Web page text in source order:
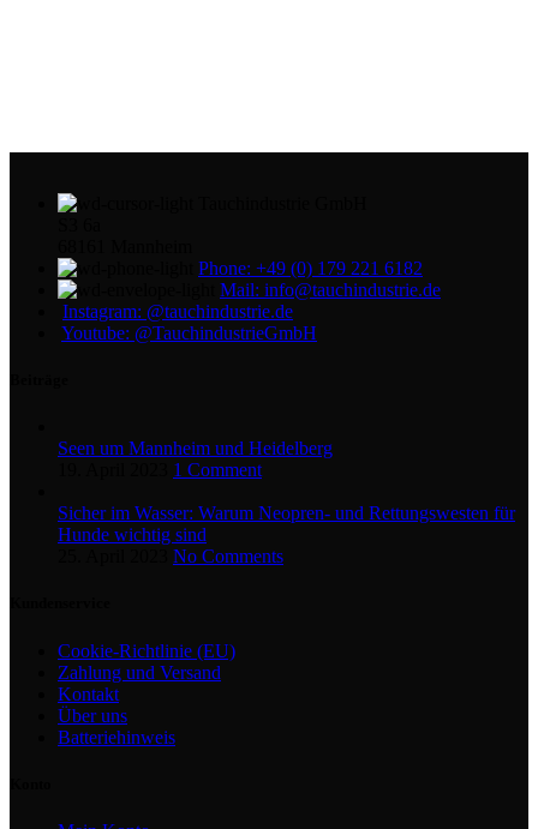
Phone: +49 (0) 179 221 6182
Mail: info@tauchindustrie.de
Instagram: @tauchindustrie.de
Youtube: @TauchindustrieGmbH
Seen um Mannheim und Heidelberg
1 Comment
Sicher im Wasser: Warum Neopren- und Rettungswesten für
Hunde wichtig sind
No Comments
Cookie-Richtlinie (EU)
Zahlung und Versand
Kontakt
Über uns
Batteriehinweis